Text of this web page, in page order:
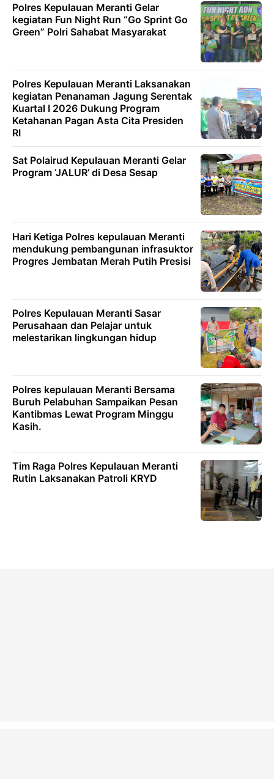
Polres Kepulauan Meranti Gelar
kegiatan Fun Night Run “Go Sprint Go
Green” Polri Sahabat Masyarakat
Polres Kepulauan Meranti Laksanakan
kegiatan Penanaman Jagung Serentak
Kuartal I 2026 Dukung Program
Ketahanan Pagan Asta Cita Presiden
RI
Sat Polairud Kepulauan Meranti Gelar
Program ‘JALUR’ di Desa Sesap
Hari Ketiga Polres kepulauan Meranti
mendukung pembangunan infrasuktor
Progres Jembatan Merah Putih Presisi
Polres Kepulauan Meranti Sasar
Perusahaan dan Pelajar untuk
melestarikan lingkungan hidup
Polres kepulauan Meranti Bersama
Buruh Pelabuhan Sampaikan Pesan
Kantibmas Lewat Program Minggu
Kasih.
Tim Raga Polres Kepulauan Meranti
Rutin Laksanakan Patroli KRYD